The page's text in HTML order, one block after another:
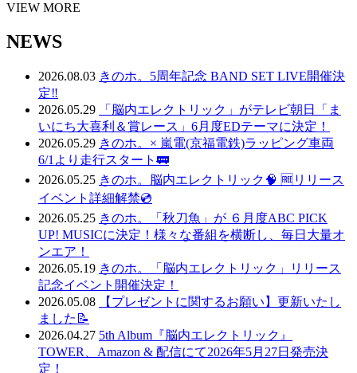
VIEW MORE
NEWS
2026.08.03 きのホ。5周年記念 BAND SET LIVE開催決
定‼️
2026.05.29
「脳内エレクトリック」がテレビ朝日「ま
いにち大喜利＆賞レース」6月度EDテーマに決定！
2026.05.29 きのホ。× 嵐電(京福電鉄)ラッピング車両
6/1より走行スタート🚃
2026.05.25 きのホ。脳内エレクトリック🧠 🆓リリース
イベント詳細解禁💿
2026.05.25 きのホ。「秋刀魚」が ６月度ABC PICK
UP! MUSICに決定！様々な番組を横断し、毎日大量オ
ンエア！
2026.05.19 きのホ。「脳内エレクトリック」リリース
記念イベント開催決定！
2026.05.08
【プレゼントに関するお願い】更新いたし
ました📝
2026.04.27 5th Album『脳内エレクトリック』
TOWER、Amazon & 配信にて2026年5月27日発売決
定！